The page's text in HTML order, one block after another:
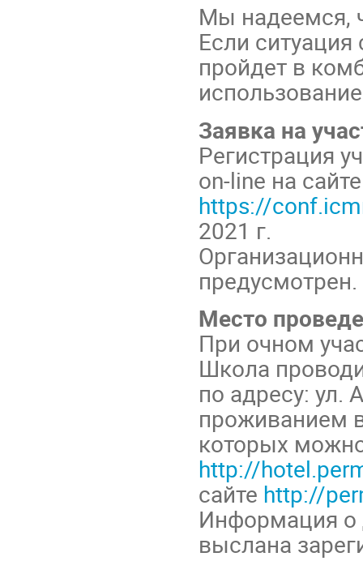
Мы надеемся,
Если
пройдет в
Заявка на
Регистрация
on-line на
https://
2021 г.
предусмотрен.
Место
При очном
Школа
по адресу: ул.
проживанием
которых
http://
сайте http://
Информация о
выслана